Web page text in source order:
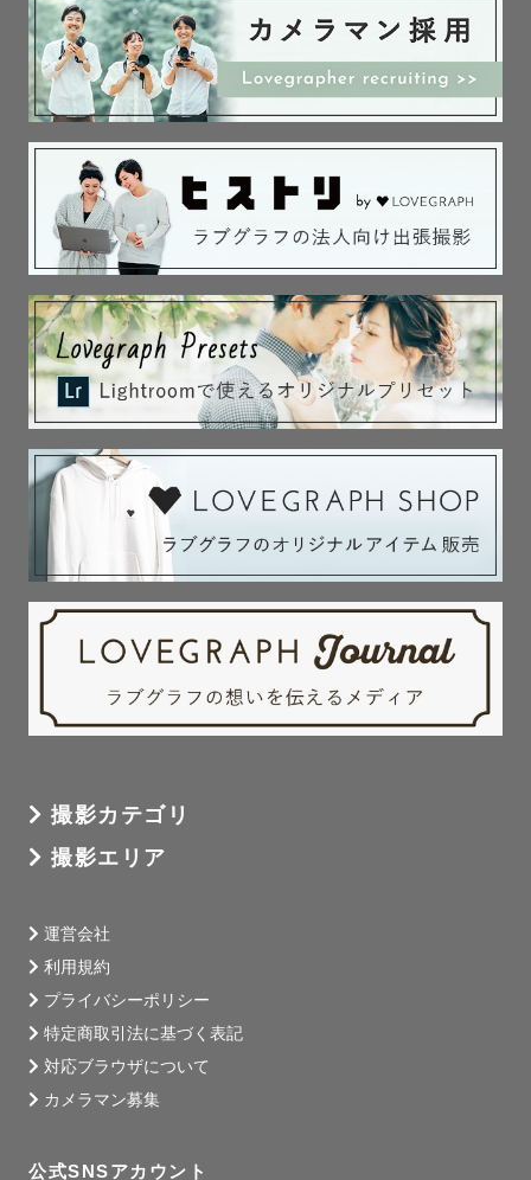
撮影カテゴリ
撮影エリア
運営会社
利用規約
プライバシーポリシー
特定商取引法に基づく表記
対応ブラウザについて
カメラマン募集
公式SNSアカウント